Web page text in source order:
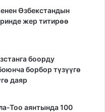
Өзбекстандын
жер титирөө
боорду
борбор түзүүгө
даяр
Тоо аянтында 100